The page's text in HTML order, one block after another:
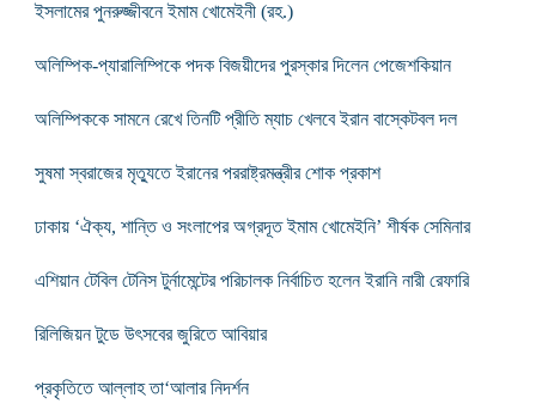
ইসলামের পুনরুজ্জীবনে ইমাম খোমেইনী (রহ.)
অলিম্পিক-প্যারালিম্পিকে পদক বিজয়ীদের পুরস্কার দিলেন পেজেশকিয়ান
অলিম্পিককে সামনে রেখে তিনটি প্রীতি ম্যাচ খেলবে ইরান বাস্কেটবল দল
সুষমা স্বরাজের মৃত্যুতে ইরানের পররাষ্ট্রমন্ত্রীর শোক প্রকাশ
ঢাকায় ‘ঐক্য, শান্তি ও সংলাপের অগ্রদূত ইমাম খোমেইনি’ শীর্ষক সেমিনার
এশিয়ান টেবিল টেনিস টুর্নামেন্টের পরিচালক নির্বাচিত হলেন ইরানি নারী রেফারি
রিলিজিয়ন টুডে উৎসবের জুরিতে আবিয়ার
প্রকৃতিতে আল্লাহ তা‘আলার নিদর্শন